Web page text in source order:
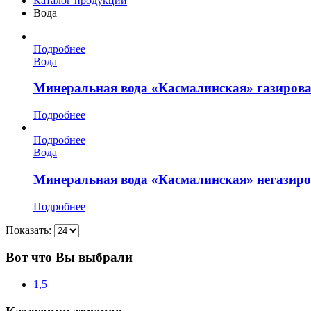
Вода
Подробнее
Вода
Минеральная вода «Касмалинская»
Подробнее
Подробнее
Вода
Минеральная вода «Касмалинская»
Подробнее
Показать:
Вот что Вы выбрали
1,5